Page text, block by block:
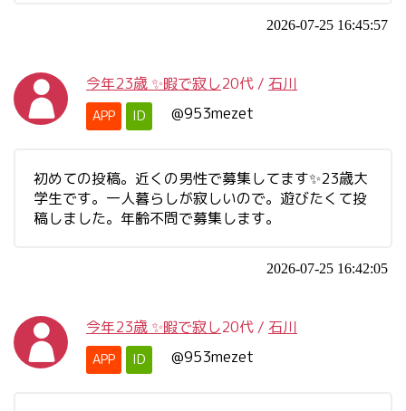
2026-07-25 16:45:57
今年23歳 ✨暇で寂し20代 / 石川
APP ID @953mezet
初めての投稿。近くの男性で募集してます✨23歳大
学生です。一人暮らしが寂しいので。遊びたくて投
稿しました。年齢不問で募集します。
2026-07-25 16:42:05
今年23歳 ✨暇で寂し20代 / 石川
APP ID @953mezet